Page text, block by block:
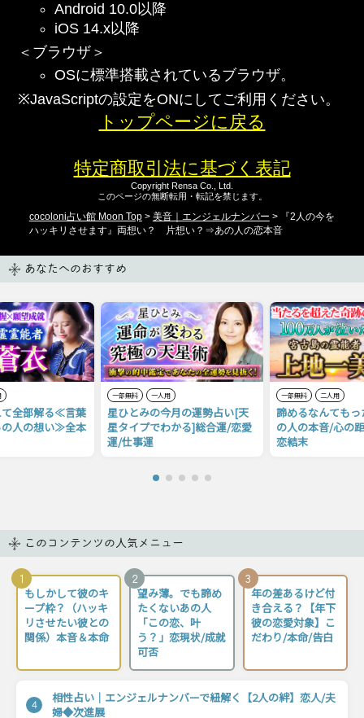
Android 10.0以降
iOS 14.x以降
＜ブラウザ＞
OSに標準搭載されているブラウザ。
※JavaScriptの設定をONにしてご利用ください。
トップページに戻る
特定商取引法に基づく表記
Copyright Rensa Co., Ltd.
このページの無断転用・転記を禁じます。
cocoloni占い館 Moon Top> 美音｜エンジェルナンバー > 『2人の今を
ハッキリさせます』両想い？ 片想い？⇒あの人の恋本音
あなたへのおすすめ
全部解る≪言葉
人の想い≫全本
一部無料 一人用
星ひとみの今月の運勢占い[天
星タイプでわかる]総合運/恋愛
運/仕事運
一部無料 二人用
諦めるなんても
の人の本音/心の
恋結末
このコンテンツの人気メニュー
1
もしかして彼のキ
ープ枠？（ハッキ
リさせたい彼との
関係）本音＆本命
2
望み薄。でも諦め
たくないあの人
「この恋、叶
う？」恋現状/成就
可否
3
年の差あるけど付
き合える？【年下
彼の恋愛対象】こ
だわり/本命/告白
4
相性占い｜エンジェルナンバーで紐解く【2人の絆】恋人/夫
婦◆次進展